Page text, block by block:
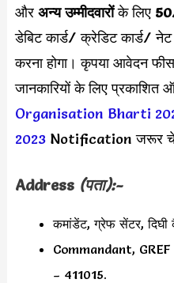
और अन्य उम्मीदवारोंके लिए
डेबिट कार्ड/ क्रेडिट कार्ड/
करना होगा। कृपया आवेदन
जानकारियों के लिए प्रकाशित
Organisation Bharti
2023Notification जरूर
Address (पता):-
कमांडेंट, ग्रेफ सेंटर,
Commandant,
– 411015.